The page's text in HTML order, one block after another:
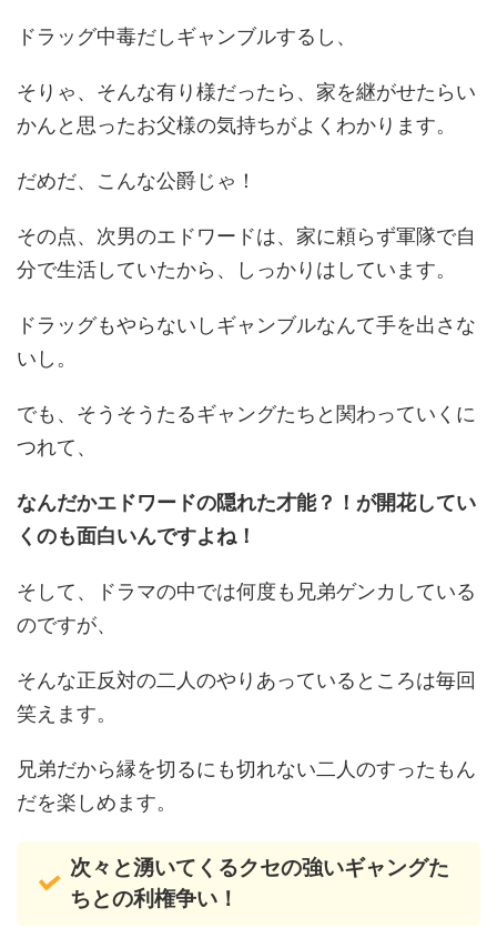
ドラッグ中毒だしギャンブルするし、
そりゃ、そんな有り様だったら、家を継がせたらい
かんと思ったお父様の気持ちがよくわかります。
だめだ、こんな公爵じゃ！
その点、次男のエドワードは、家に頼らず軍隊で自
分で生活していたから、しっかりはしています。
ドラッグもやらないしギャンブルなんて手を出さな
いし。
でも、そうそうたるギャングたちと関わっていくに
つれて、
なんだかエドワードの隠れた才能？！が開花してい
くのも面白いんですよね！
そして、ドラマの中では何度も兄弟ゲンカしている
のですが、
そんな正反対の二人のやりあっているところは毎回
笑えます。
兄弟だから縁を切るにも切れない二人のすったもん
だを楽しめます。
次々と湧いてくるクセの強いギャングた
ちとの利権争い！